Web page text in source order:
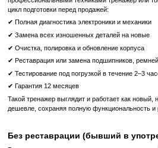
Панель с аксессуарами,
Возможность выполнения 55
Соответствие всем мировым
Типы упражнений:
Вертикальная тяга;
Горизонтальная тяга;